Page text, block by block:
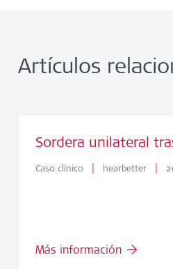
Artículos
Sordera unilateral
Caso clínico | hearbetter |
Más información